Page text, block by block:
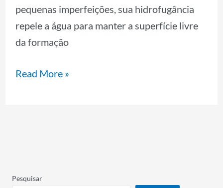
pequenas imperfeições, sua hidrofugância
repele a água para manter a superfície livre
da formação
Read More »
Pesquisar